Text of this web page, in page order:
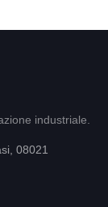
industriale.
08021